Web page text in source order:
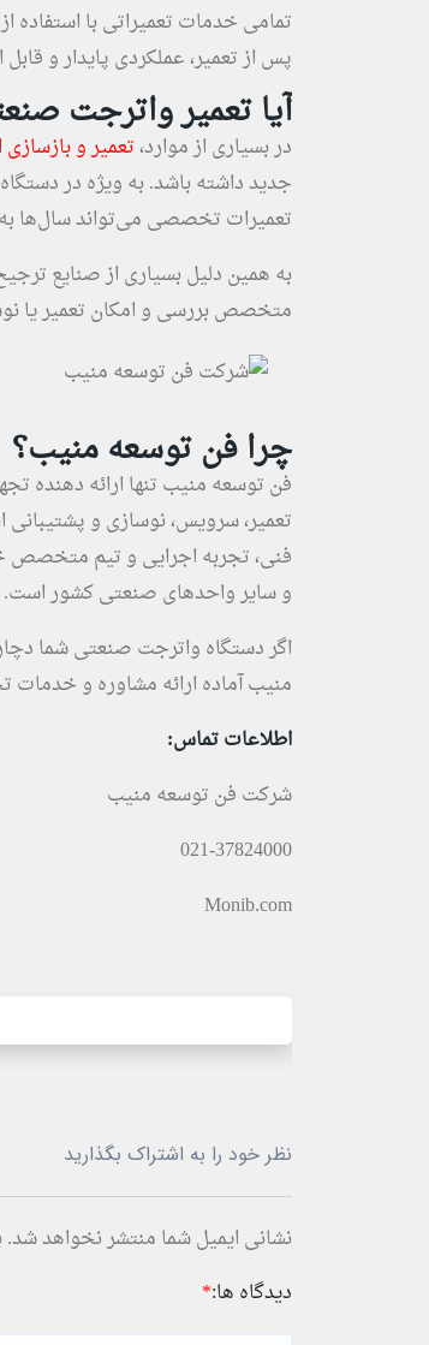
تمامی خدمات تعمیراتی با
پس از تعمیر، عملکردی پایدار و
آیا تعمیر واترجت
در بسیاری از موارد،تعمیر و
جدید داشته باشد. به ویژه در
تعمیرات تخصصی می‌تواند سال‌ها
به همین دلیل بسیاری از صنایع
متخصص بررسی و امکان تعمیر یا
چرا فن توسعه منیب؟
فن توسعه منیب تنها ارائه
تعمیر، سرویس، نوسازی و
فنی، تجربه اجرایی و تیم متخصص
و سایر واحدهای صنعتی کشور است.
اگر دستگاه واترجت صنعتی شما
منیب آماده ارائه مشاوره و
اطلاعات تماس:
شرکت فن توسعه منیب
021-37824000
Monib.com
نظر خود را به اشتراک بگذارید
نشانی ایمیل شما منتشر نخواهد شد.
دیدگاه ها:*